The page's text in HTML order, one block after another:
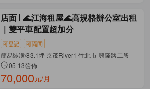
店面
🌊江海租屋🌊高規格辦公室出租
｜雙平車配置超加分
可登記 可隔間
簡易裝潢/83.1坪 京茂River1 竹北市-興隆路二段
05-13發佈
70,000元/月